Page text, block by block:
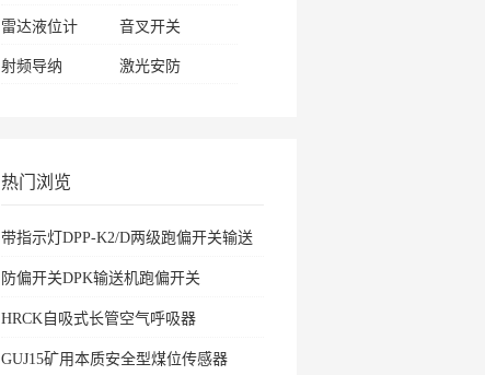
雷达液位计 音叉开关
射频导纳 激光安防
热门浏览
带指示灯DPP-K2/D两级跑偏开关输送
防偏开关DPK输送机跑偏开关
HRCK自吸式长管空气呼吸器
GUJ15矿用本质安全型煤位传感器